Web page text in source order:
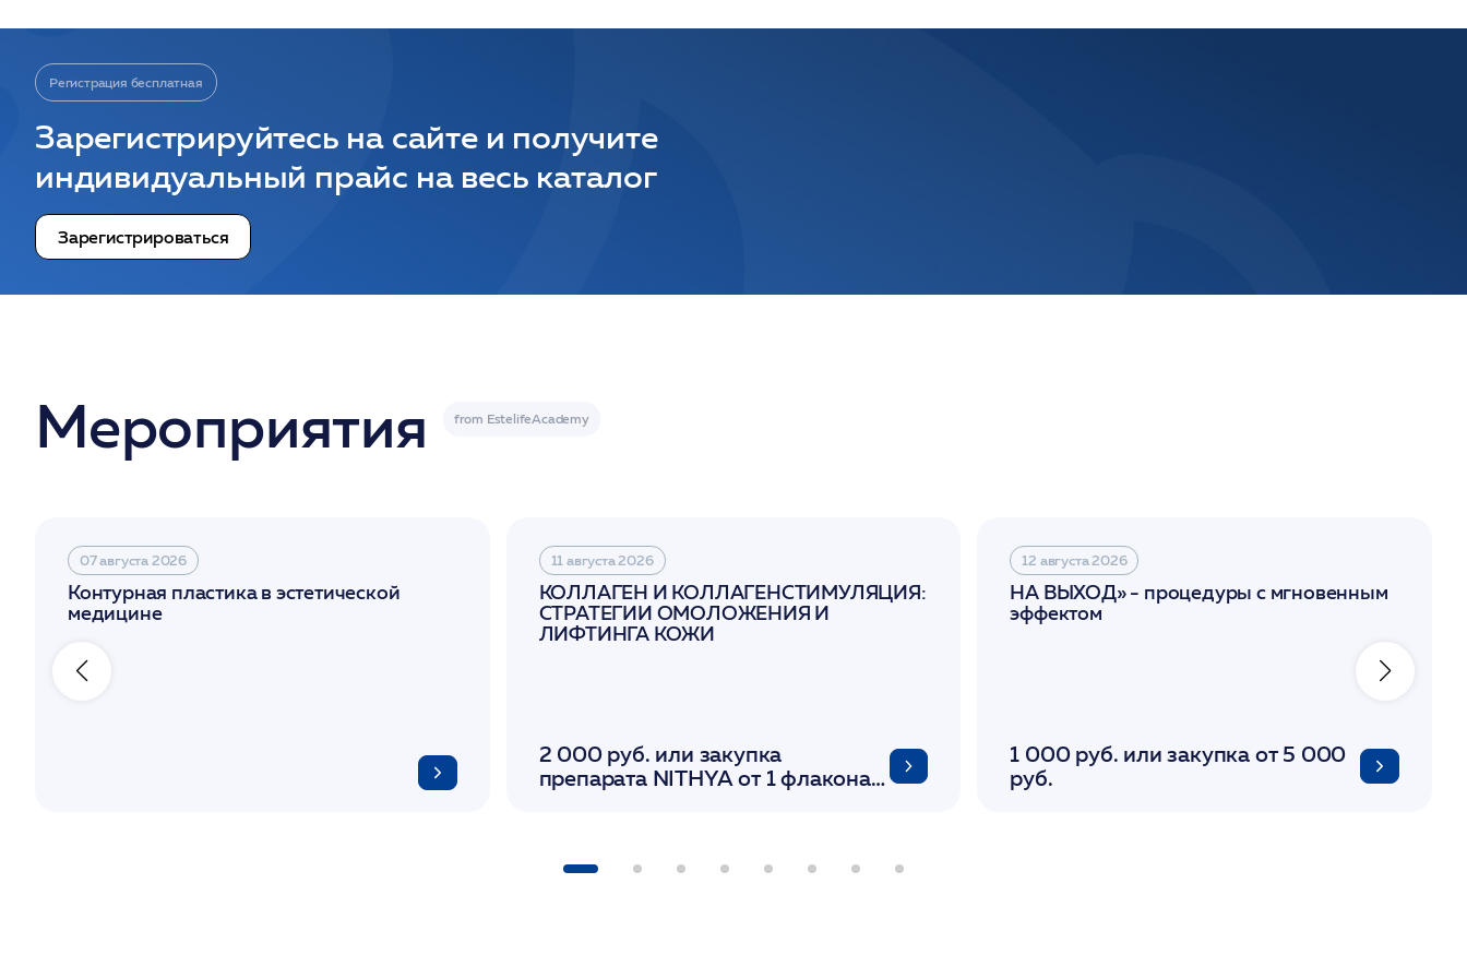
Регистрация бесплатная
Зарегистрируйтесь на сайте и получите
индивидуальный прайс на весь каталог
Зарегистрироваться
Мероприятия
07 августа 2026
Контурная пластика в эстетической
медицине
11 августа 2026
КОЛЛАГЕН И КОЛЛАГЕНСТИМУЛЯЦИЯ:
СТРАТЕГИИ ОМОЛОЖЕНИЯ И
ЛИФТИНГА КОЖИ
2 000 руб. или закупка
препарата NITHYA от 1 флакона/
день семинара
12 августа 2026
НА ВЫХОД» - процедуры с мгновенным
эффектом
1 000 руб. или закупка от 5 000
руб.